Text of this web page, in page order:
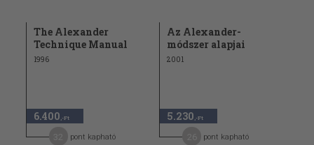
The Alexander
Technique Manual
1996
6.400 ,-Ft
pont kapható
Az Alexander-
módszer alapjai
2001
5.230 ,-Ft
pont kapható